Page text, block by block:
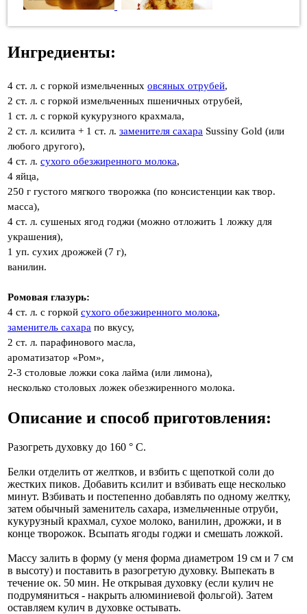
Ингредиенты:
4 ст. л. с горкой измельченных овсяных отрубей,
2 ст. л. с горкой измельченных пшеничных отрубей,
1 ст. л. с горкой кукурузного крахмала,
2 ст. л. ксилита + 1 ст. л. заменителя сахара Sussiny Gold (или
любого другого),
4 ст. л. сухого обезжиренного молока,
4 яйца,
250 г густого мягкого творожка (по консистенции как твор.
масса),
4 ст. л. сушеных ягод годжи (можно отложить 1 ложку для
украшения),
1 уп. сухих дрожжей (7 г),
ванилин.
Ромовая глазурь:
4 ст. л. с горкой сухого обезжиренного молока,
заменитель сахара по вкусу,
2 ст. л. парафинового масла,
ароматизатор «Ром»,
2-3 столовые ложки сока лайма (или лимона),
несколько столовых ложек обезжиренного молока.
Описание и способ приготовления:
Разогреть духовку до 160 ° С.
Белки отделить от желтков, и взбить с щепоткой соли до
жестких пиков. Добавить ксилит и взбивать еще несколько
минут. Взбивать и постепенно добавлять по одному желтку,
затем обычный заменитель сахара, измельченные отруби,
кукурузный крахмал, сухое молоко, ванилин, дрожжи, и в
конце творожок. Всыпать ягоды годжи и смешать ложкой.
Массу залить в форму (у меня форма диаметром 19 см и 7 см
в высоту) и поставить в разогретую духовку. Выпекать в
течение ок. 50 мин. Не открывая духовку (если кулич не
подрумяниться - накрыть алюминиевой фольгой). Затем
оставляем кулич в духовке остывать.